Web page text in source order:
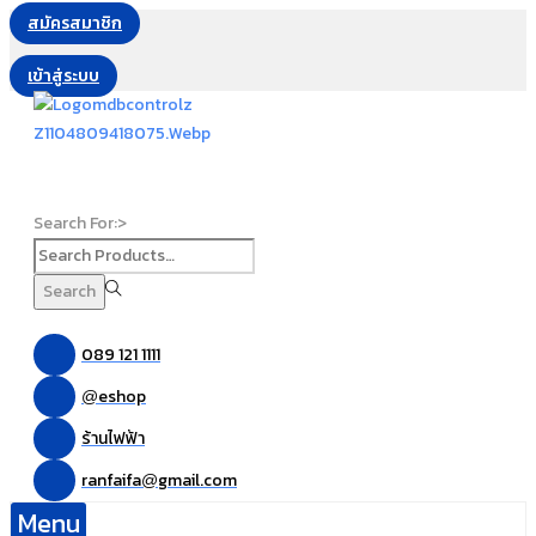
สมัครสมาชิก
เข้าสู่ระบบ
Search For:>
Search
089 121 1111
@eshop
ร้านไฟฟ้า
ranfaifa@gmail.com
Menu